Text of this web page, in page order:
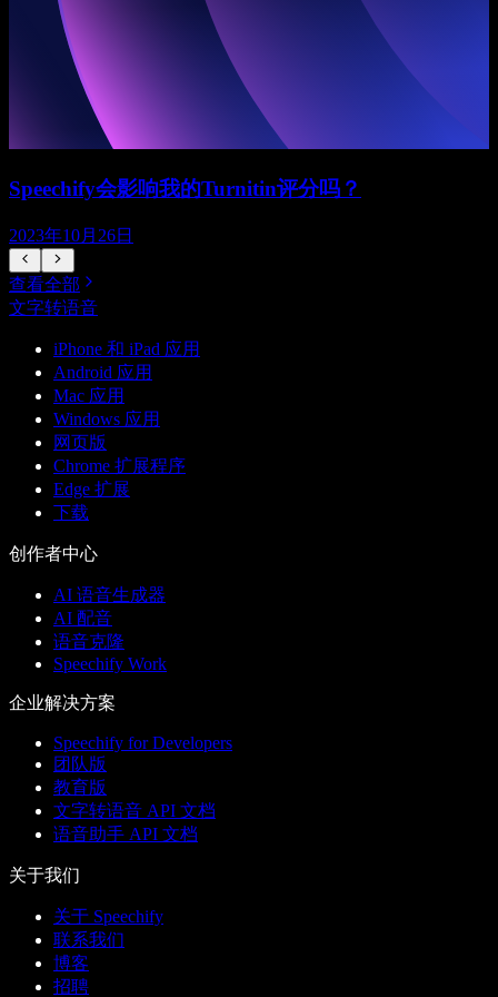
Speechify会影响我的Turnitin评分吗？
2023年10月26日
查看全部
文字转语音
iPhone 和 iPad 应用
Android 应用
Mac 应用
Windows 应用
网页版
Chrome 扩展程序
Edge 扩展
下载
创作者中心
AI 语音生成器
AI 配音
语音克隆
Speechify Work
企业解决方案
Speechify for Developers
团队版
教育版
文字转语音 API 文档
语音助手 API 文档
关于我们
关于 Speechify
联系我们
博客
招聘